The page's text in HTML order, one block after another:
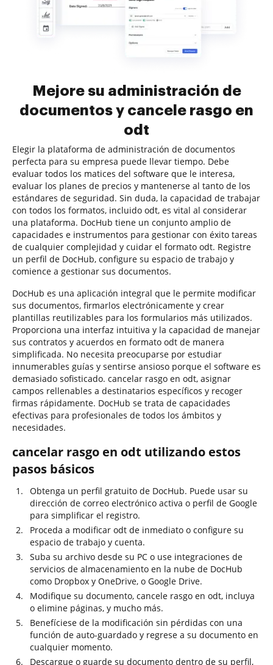
Mejore su administración de
documentos y cancele rasgo en
odt
Elegir la plataforma de administración de documentos
perfecta para su empresa puede llevar tiempo. Debe
evaluar todos los matices del software que le interesa,
evaluar los planes de precios y mantenerse al tanto de los
estándares de seguridad. Sin duda, la capacidad de trabajar
con todos los formatos, incluido odt, es vital al considerar
una plataforma. DocHub tiene un conjunto amplio de
capacidades e instrumentos para gestionar con éxito tareas
de cualquier complejidad y cuidar el formato odt. Registre
un perfil de DocHub, configure su espacio de trabajo y
comience a gestionar sus documentos.
DocHub es una aplicación integral que le permite modificar
sus documentos, firmarlos electrónicamente y crear
plantillas reutilizables para los formularios más utilizados.
Proporciona una interfaz intuitiva y la capacidad de manejar
sus contratos y acuerdos en formato odt de manera
simplificada. No necesita preocuparse por estudiar
innumerables guías y sentirse ansioso porque el software es
demasiado sofisticado. cancelar rasgo en odt, asignar
campos rellenables a destinatarios específicos y recoger
firmas rápidamente. DocHub se trata de capacidades
efectivas para profesionales de todos los ámbitos y
necesidades.
cancelar rasgo en odt utilizando estos
pasos básicos
Obtenga un perfil gratuito de DocHub. Puede usar su
dirección de correo electrónico activa o perfil de Google
para simplificar el registro.
Proceda a modificar odt de inmediato o configure su
espacio de trabajo y cuenta.
Suba su archivo desde su PC o use integraciones de
servicios de almacenamiento en la nube de DocHub
como Dropbox y OneDrive, o Google Drive.
Modifique su documento, cancele rasgo en odt, incluya
o elimine páginas, y mucho más.
Benefíciese de la modificación sin pérdidas con una
función de auto-guardado y regrese a su documento en
cualquier momento.
Descargue o guarde su documento dentro de su perfil,